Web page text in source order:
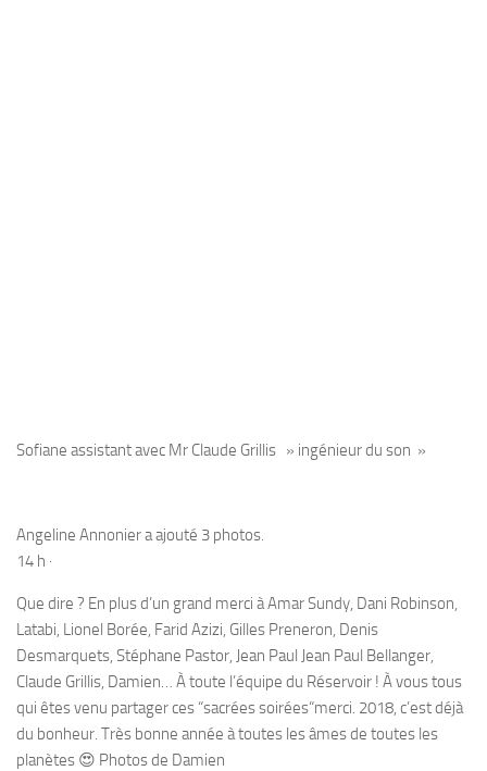
Sofiane assistant avec Mr Claude Grillis » ingénieur du son »
Angeline Annonier a ajouté 3 photos.
14 h ·
Que dire ? En plus d’un grand merci à Amar Sundy, Dani Robinson,
Latabi, Lionel Borée, Farid Azizi, Gilles Preneron, Denis
Desmarquets, Stéphane Pastor, Jean Paul Jean Paul Bellanger,
Claude Grillis, Damien… À toute l’équipe du Réservoir ! À vous tous
qui êtes venu partager ces “sacrées soirées“merci. 2018, c’est déjà
du bonheur. Très bonne année à toutes les âmes de toutes les
planètes 😍 Photos de Damien